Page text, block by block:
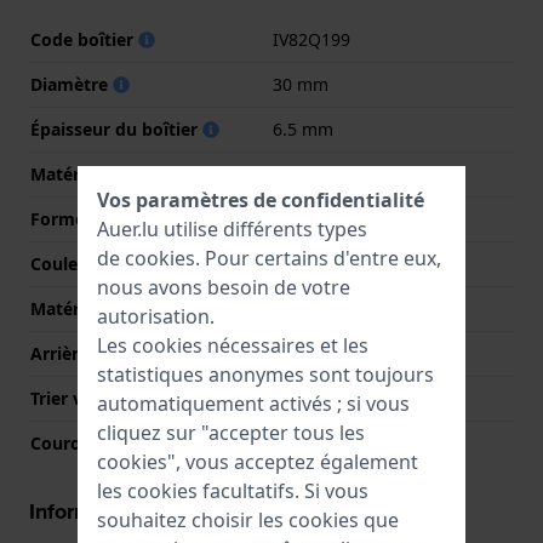
Code boîtier
IV82Q199
Diamètre
30 mm
Épaisseur du boîtier
6.5 mm
Matériel du boîtier
Forme du boîtier
Rond
Couleur du boîtier
Gris
Matériau du boîtier arrière
Arrière de Boitier
Couvercle à pression
Trier verre
Minéral
Couronne
Couronne de tirer
Informations mouvement
Vos paramètres de confidentialité
Auer.lu utilise différents types
de cookies. Pour certains d'entre eux,
nous avons besoin de votre
autorisation.
Les cookies nécessaires et les
statistiques anonymes sont toujours
automatiquement activés ; si vous
cliquez sur "accepter tous les
cookies", vous acceptez également
les cookies facultatifs. Si vous
souhaitez choisir les cookies que